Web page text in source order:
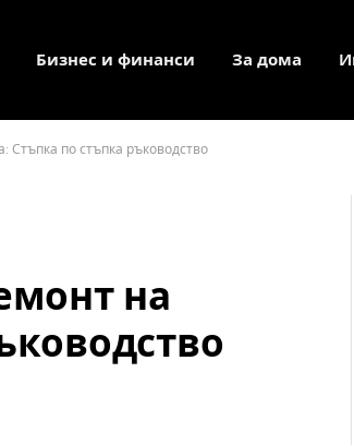
Бизнес и финанси За дома
по стъпка ръководство
на